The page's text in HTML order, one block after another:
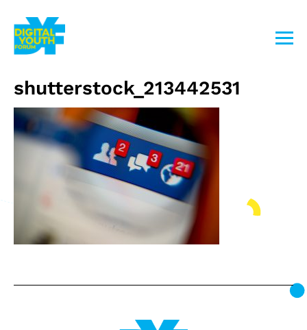
treści
shutterstock_213442531